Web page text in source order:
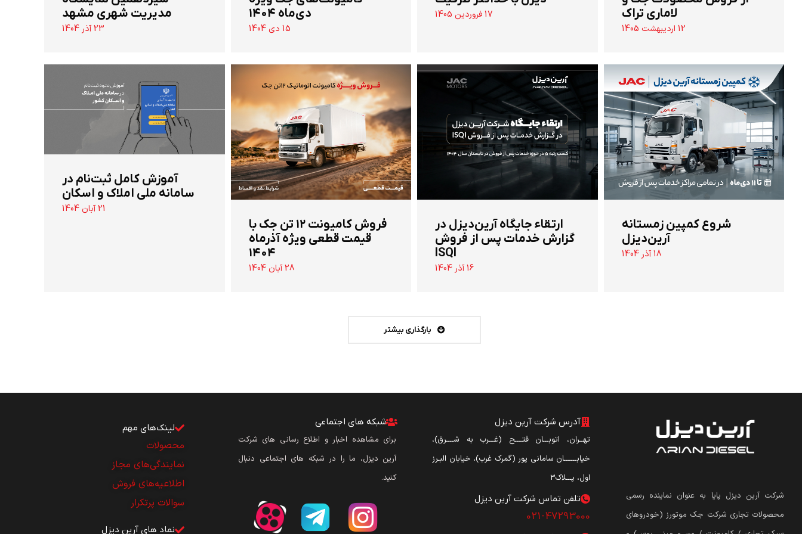
لاماری تراک
12 اردیبهشت 1405
17 فروردین 1405
دی‌ماه ۱۴۰۴
15 دی 1404
مدیریت شهری مشهد
23 آذر 1404
شروع کمپین زمستانه
آرین‌دیزل
18 آذر 1404
ارتقاء جایگاه آرین‌دیزل در
گزارش خدمات پس از فروش
ISQI
16 آذر 1404
‌فروش کامیونت ۱۲ تن جک با
قیمت قطعی ویژه آذرماه
۱۴۰۴
28 آبان 1404
آموزش کامل ثبت‌نام در
سامانه ملی املاک و اسکان
21 آبان 1404
بارگذاری بیشتر
شرکت آرین دیزل پایا به عنوان نماینده رسمی
محصولات تجاری شرکت جک موتورز (خودروهای
آدرس شرکت آرین دیزل
تهــران، اتوبـــان فتــــح (غـــرب به شــــرق)،
خیابـــــــان سامانی پور (گمرک غرب)، خیابان البـرز
اول، پـــلاک3
تلفن تماس شرکت آرین دیزل​
021-47293000
شبکه های اجتماعی
برای مشاهده اخبار و اطلاع رسانی های شرکت
آرین دیزل، ما را در شبکه های اجتماعی دنبال
کنید.
لینک‌های مهم
محصولات
نمایندگی‌های مجاز
اطلاعیه‌های فروش
سوالات پرتکرار
نماد های آرین دیزل